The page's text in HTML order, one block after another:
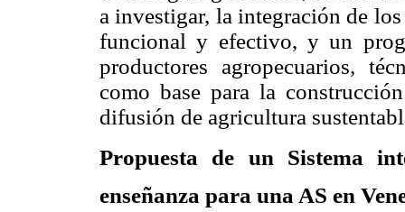
a investigar, la integración de
funcional y efectivo, y un
productores agropecuarios,
como base para la
difusión de agricultura
Propuesta de un Sistema
enseñanza para una AS en